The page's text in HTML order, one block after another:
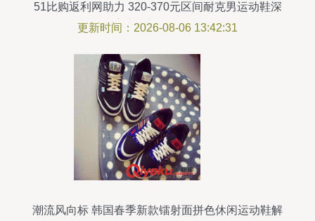
51比购返利网助力 320-370元区间耐克男运动鞋深
度比价与体验评测
更新时间：2026-08-06 13:42:31
潮流风向标 韩国春季新款镭射面拼色休闲运动鞋解